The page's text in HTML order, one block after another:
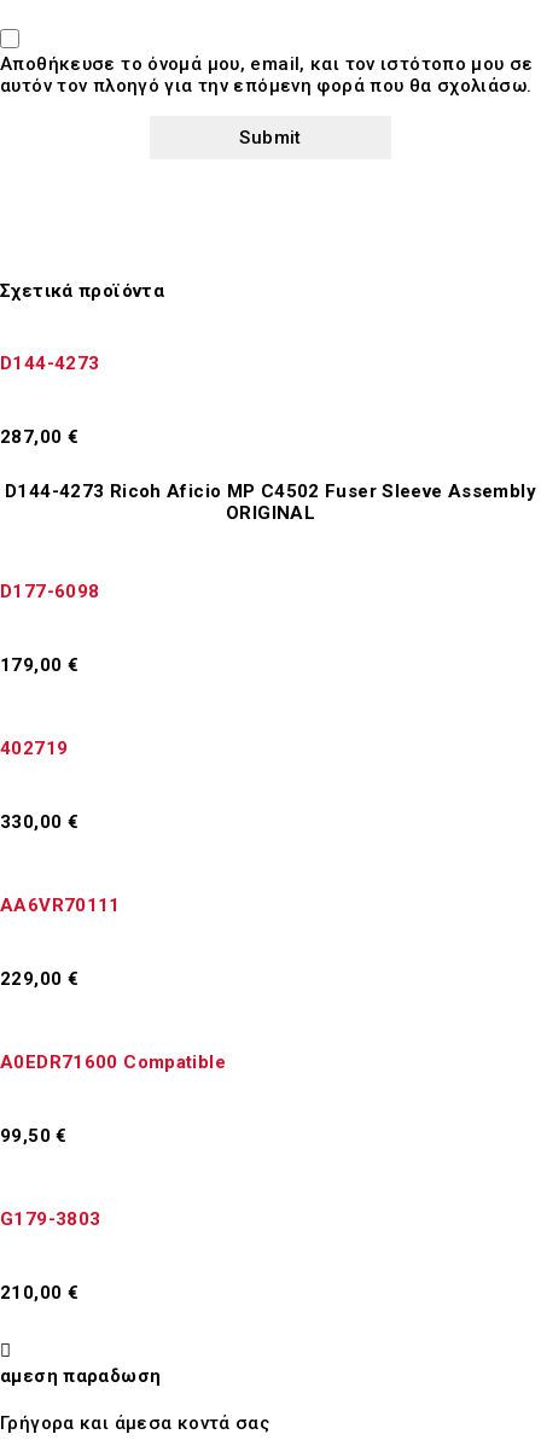
Αποθήκευσε το όνομά μου, email, και τον ιστότοπο μου σε
αυτόν τον πλοηγό για την επόμενη φορά που θα σχολιάσω.
Σχετικά προϊόντα
D144-4273
287,00 €
D144-4273 Ricoh Aficio MP C4502 Fuser Sleeve Assembly
ORIGINAL
D177-6098
179,00 €
402719
330,00 €
AA6VR70111
229,00 €
A0EDR71600 Compatible
99,50€
G179-3803
210,00 €
αμεση παραδωση
Γρήγορα και άμεσα κοντά σας